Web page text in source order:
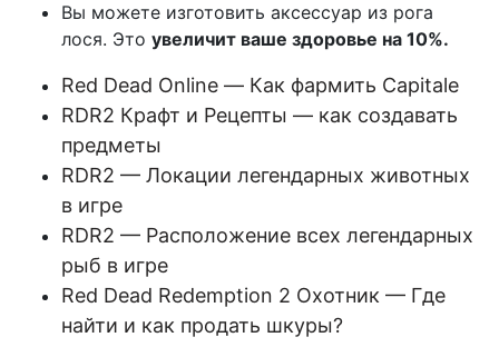
Вы можете изготовить аксессуар из рога
лося. Это увеличит ваше здоровье на 10%.
Red Dead Online — Как фармить Capitale
RDR2 Крафт и Рецепты — как создавать
предметы
RDR2 — Локации легендарных животных
в игре
RDR2 — Расположение всех легендарных
рыб в игре
Red Dead Redemption 2 Охотник — Где
найти и как продать шкуры?